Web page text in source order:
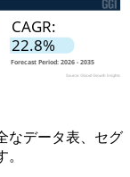
なデータ表、セグ
。